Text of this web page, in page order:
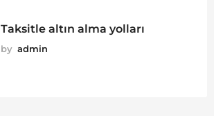
Taksitle altın alma yolları
by admin